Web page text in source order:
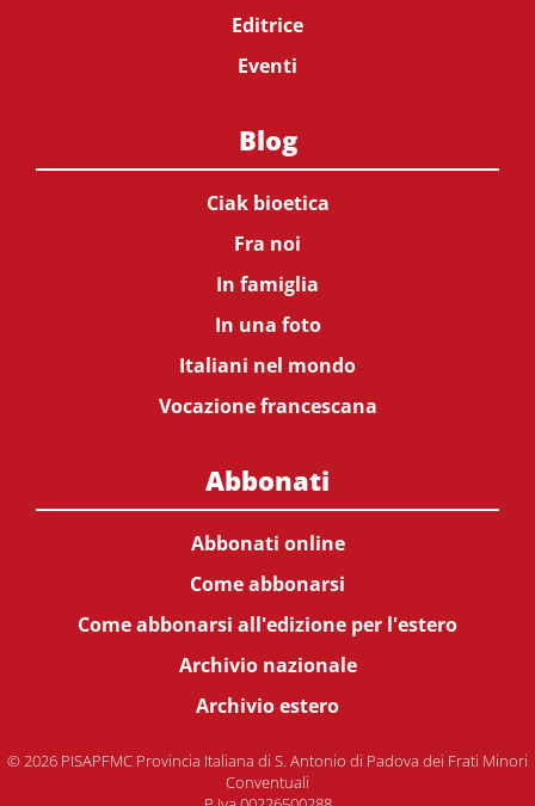
Editrice
Eventi
Blog
Ciak bioetica
Fra noi
In famiglia
In una foto
Italiani nel mondo
Vocazione francescana
Abbonati
Abbonati online
Come abbonarsi
Come abbonarsi all'edizione per l'estero
Archivio nazionale
Archivio estero
© 2026 PISAPFMC Provincia Italiana di S. Antonio di Padova dei Frati Minori
Conventuali